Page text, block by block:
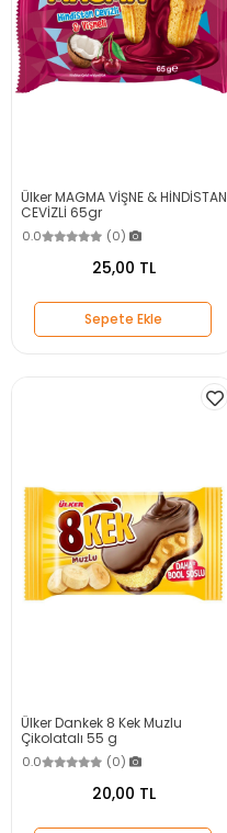
Ülker MAGMA VİŞNE & HİNDİSTAN
CEVİZLİ 65gr
0.0 (0)
25,00 TL
Sepete Ekle
Ülker Dankek 8 Kek Muzlu
Çikolatalı 55 g
0.0 (0)
20,00 TL